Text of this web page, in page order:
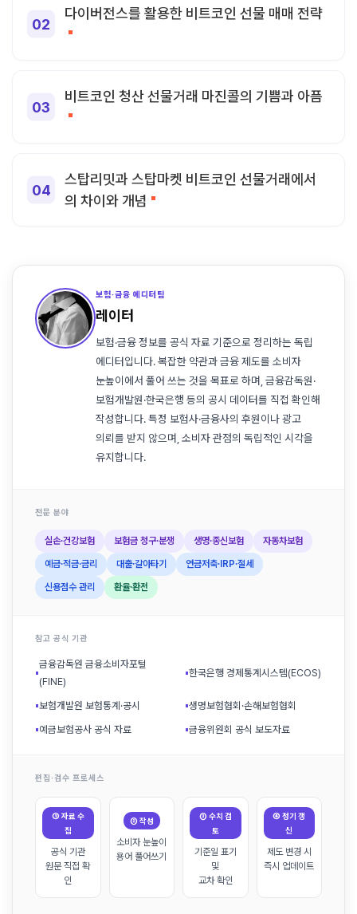
다이버전스를 활용한 비트코인 선물 매매 전략
비트코인 청산 선물거래 마진콜의 기쁨과 아픔
스탑리밋과 스탑마켓 비트코인 선물거래에서
의 차이와 개념
보험·금융 에디터팀
레이터
보험·금융 정보를 공식 자료 기준으로 정리하는 독립
에디터입니다. 복잡한 약관과 금융 제도를 소비자
눈높이에서 풀어 쓰는 것을 목표로 하며, 금융감독원·
보험개발원·한국은행 등의 공시 데이터를 직접 확인해
작성합니다. 특정 보험사·금융사의 후원이나 광고
의뢰를 받지 않으며, 소비자 관점의 독립적인 시각을
유지합니다.
전문 분야
실손·건강보험 보험금 청구·분쟁 생명·종신보험 자동차보험
예금·적금·금리 대출·갈아타기 연금저축·IRP·절세
신용점수 관리 환율·환전
참고 공식 기관
▪
금융감독원 금융소비자포털
(FINE)
▪한국은행 경제통계시스템(ECOS)
▪보험개발원 보험통계·공시 ▪생명보험협회·손해보험협회
▪예금보험공사 공식 자료 ▪금융위원회 공식 보도자료
편집·검수 프로세스
① 자료 수
집
공식 기관
원문 직접 확
인
② 작성
소비자 눈높이
용어 풀어쓰기
③ 수치 검
토
기준일 표기
및
교차 확인
④ 정기 갱
신
제도 변경 시
즉시 업데이트